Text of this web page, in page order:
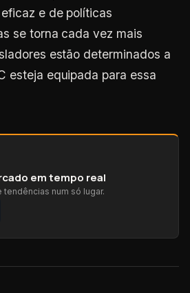
e de políticas
se torna cada vez mais
estão determinados a
esteja equipada para essa
em tempo real
tendências num só lugar.